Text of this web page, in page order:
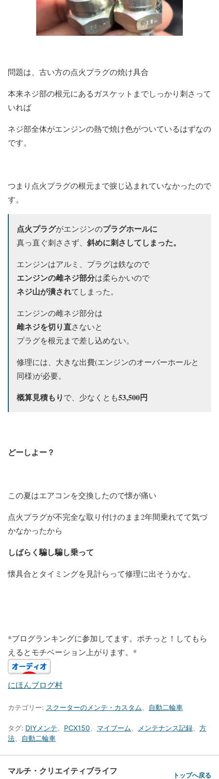
問題は、古い方の点火プラグの焼け具合
本来ネジ部の根元にあるガスケットまでしっかり刺さって
いれば
ネジ部全体がエンジンの熱で焼け色がついているはずなの
です。
つまり点火プラグの根元まで捩じ込まれていなかったので
す。
点火プラグがエンジンのプラグホールに
真っ直ぐ刺ささず、 斜めに刺さしてしまった。
エンジンはアルミ、プラグは鉄なので
エンジンの雌ネジ部分は柔らかいので
ネジ山が潰されてしまった。
エンジンの雌ネジ部分は
雌ネジを切り直さないと
プラグを根元まで差し込めない。
修理には、大きな出費(エンジンのオーバーホールと
同様)が必要。
概算見積もりで、少なくとも53,500円
どーしよー？
この夏はエアコンを交換したので懐が痛い
点火プラグが不完全な取り付けのまま2年間乗れてて気づ
かなかったから
しばらく騙し騙し乗って
懐具合とタイミングを見計らって修理に出そうかな。
*ブログランキングに参加してます。ポチっと！してもら
えるとモチベーション上がります。*
にほんブログ村
カテゴリー: スクーターのメンテ・カスタム 自動二輪車
タグ: DIYメンテ PCX150 マイブーム メンテナンス記録
方
法
自動二輪車
マルチ・クリエイティブライフ トップへ戻る